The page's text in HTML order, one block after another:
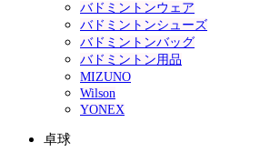
バドミントンウェア
バドミントンシューズ
バドミントンバッグ
バドミントン用品
MIZUNO
Wilson
YONEX
卓球